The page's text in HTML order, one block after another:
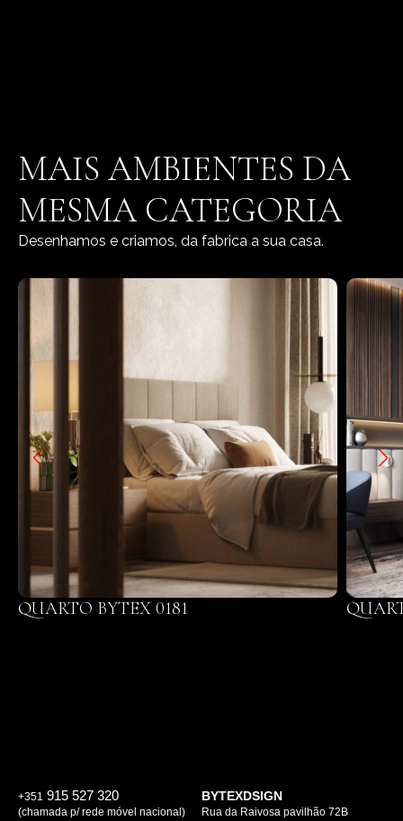
MAIS AMBIENTES DA
MESMA CATEGORIA
Desenhamos e criamos, da fabrica a sua casa.
QUARTO BYTEX 0181
+351 915 527 320
(chamada p/ rede móvel nacional)
BYTEXDSIGN
Rua da Raivosa pavilhão 72B